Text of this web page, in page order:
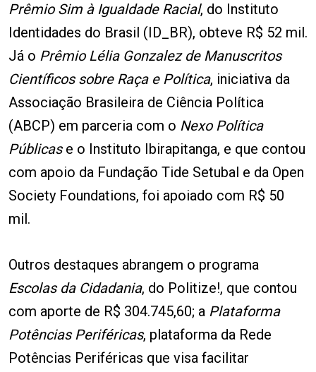
Prêmio Sim à Igualdade Racial, do Instituto
Identidades do Brasil (ID_BR), obteve R$ 52 mil.
Já o Prêmio Lélia Gonzalez de Manuscritos
Científicos sobre Raça e Política, iniciativa da
Associação Brasileira de Ciência Política
(ABCP) em parceria com o Nexo Política
Públicase o Instituto Ibirapitanga, e que contou
com apoio da Fundação Tide Setubal e da Open
Society Foundations, foi apoiado com R$ 50
mil.
Outros destaques abrangem o programa
Escolas da Cidadania, do Politize!, que contou
com aporte de R$ 304.745,60; a Plataforma
Potências Periféricas, plataforma da Rede
Potências Periféricas que visa facilitar